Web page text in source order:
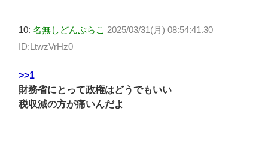
10: 名無しどんぶらこ 2025/03/31(月) 08:54:41.30
ID:LtwzVrHz0
>>1
財務省にとって政権はどうでもいい
税収減の方が痛いんだよ